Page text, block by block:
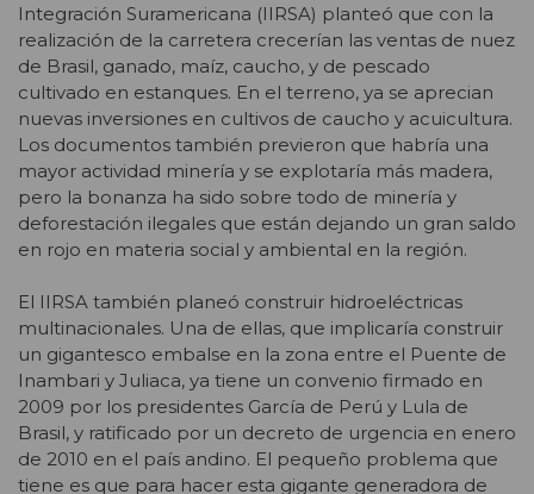
Integración Suramericana (IIRSA) planteó que con la
realización de la carretera crecerían las ventas de nuez
de Brasil, ganado, maíz, caucho, y de pescado
cultivado en estanques. En el terreno, ya se aprecian
nuevas inversiones en cultivos de caucho y acuicultura.
Los documentos también previeron que habría una
mayor actividad minería y se explotaría más madera,
pero la bonanza ha sido sobre todo de minería y
deforestación ilegales que están dejando un gran saldo
en rojo en materia social y ambiental en la región.
El IIRSA también planeó construir hidroeléctricas
multinacionales. Una de ellas, que implicaría construir
un gigantesco embalse en la zona entre el Puente de
Inambari y Juliaca, ya tiene un convenio firmado en
2009 por los presidentes García de Perú y Lula de
Brasil, y ratificado por un decreto de urgencia en enero
de 2010 en el país andino. El pequeño problema que
tiene es que para hacer esta gigante generadora de